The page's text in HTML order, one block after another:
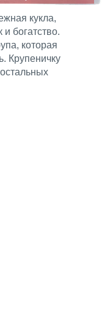
кукла,
богатство.
которая
Крупеничку